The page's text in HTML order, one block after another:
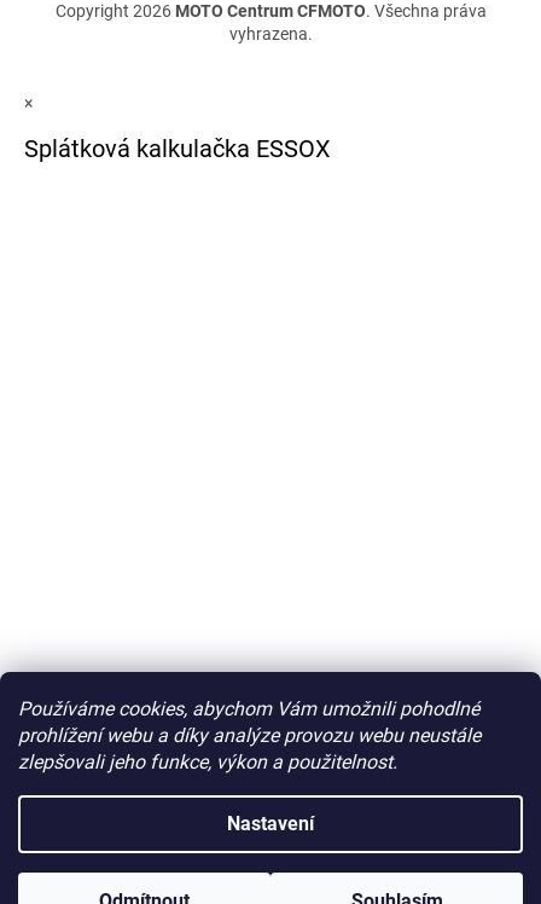
Používáme cookies, abychom Vám umožnili pohodlné
prohlížení webu a díky analýze provozu webu neustále
zlepšovali jeho funkce, výkon a použitelnost.
Nastavení
Copyright 2026 MOTO Centrum CFMOTO. Všechna práva
vyhrazena.
×
Splátková kalkulačka ESSOX